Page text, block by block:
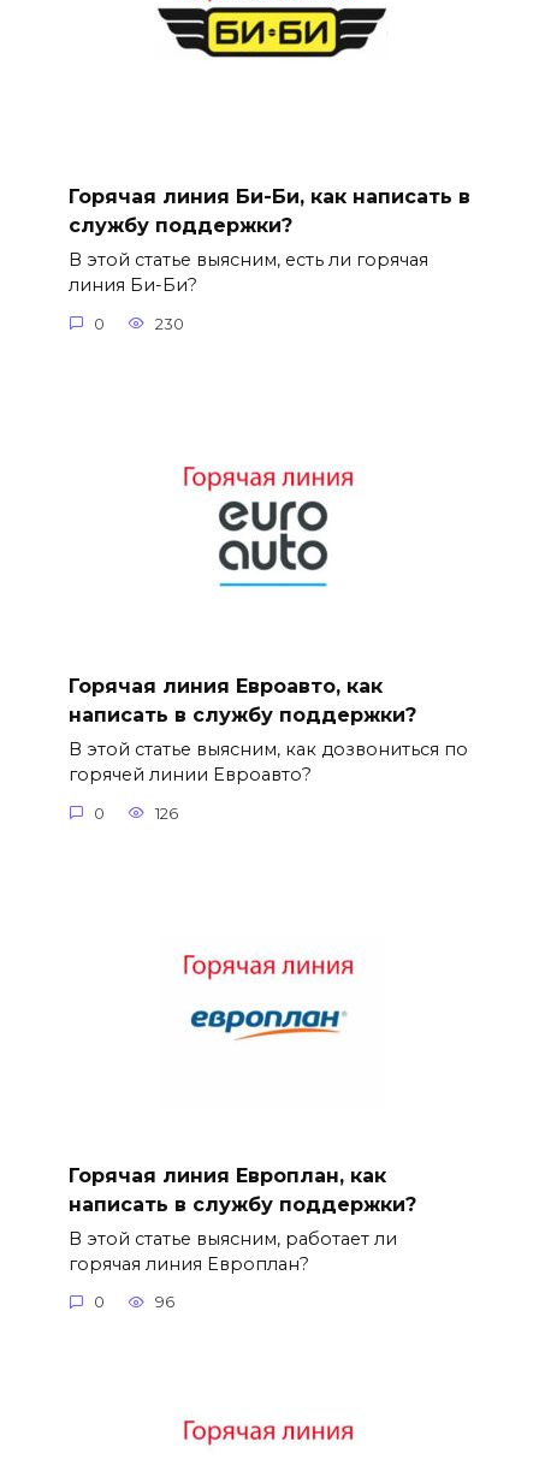
Горячая линия Би-Би, как написать в
службу поддержки?
В этой статье выясним, есть ли горячая
линия Би-Би?
0 230
Горячая линия Евроавто, как
написать в службу поддержки?
В этой статье выясним, как дозвониться по
горячей линии Евроавто?
0 126
Горячая линия Европлан, как
написать в службу поддержки?
В этой статье выясним, работает ли
горячая линия Европлан?
0 96